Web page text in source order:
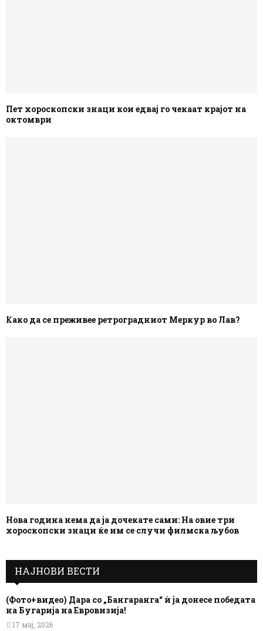
Пет хороскопски знаци кои едвај го чекаат крајот на
октомври
Како да се преживее ретроградниот Меркур во Лав?
Нова година нема да ја дочекате сами: На овие три
хороскопски знаци ќе им се случи филмска љубов
НАЈНОВИ ВЕСТИ
(Фото+видео) Дара со „Бангаранга“ ѝ ја донесе победата
на Бугарија на Евровизија!
17 мај, 2026